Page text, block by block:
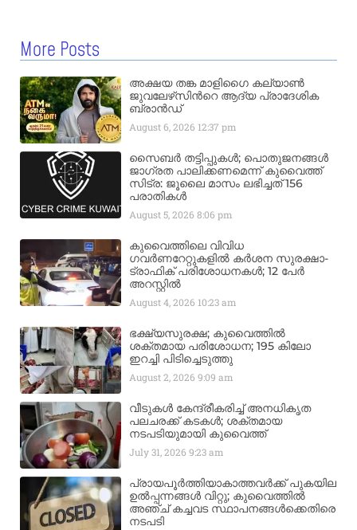
More Posts
അക്ഷയ തങ്ക മാളിഗൈ കല്യാണ്‍
ജുവലേഴ്‌സിന്‍റെ ആദ്യ പ്രാദേശിക
ബ്രാന്‍ഡ്
August 6, 2026 12:37 pm
സൈബർ തട്ടിപ്പുകൾ; പൊതുജനങ്ങൾ
ജാഗ്രത പാലിക്കണമെന്ന് കുവൈത്ത്
സിട്ര: ജൂലൈ മാസം ലഭിച്ചത് 156
പരാതികൾ
August 5, 20268:06 pm
കുവൈത്തിലെ വിവിധ
ഗവർണറേറ്റുകളിൽ കർശന സുരക്ഷാ-
ട്രാഫിക് പരിശോധനകൾ; 12 പേർ
അറസ്റ്റിൽ
August 4, 2026 10:23 am
ഭക്ഷ്യസുരക്ഷ; കുവൈത്തിൽ
ശക്തമായ പരിശോധന; 195 കിലോ
ഇറച്ചി പിടിച്ചെടുത്തു
August 2, 20269:09 am
വീടുകൾ കേന്ദ്രീകരിച്ച് അനധികൃത
പലചരക്ക് കടകൾ; ശക്തമായ
നടപടിയുമായി കുവൈത്ത്
July 31, 20269:23 am
പ്രായപൂർത്തിയാകാത്തവർക്ക് പുകയില
ഉൽപ്പന്നങ്ങൾ വിറ്റു; കുവൈത്തിൽ
അഞ്ച് കച്ചവട സ്ഥാപനങ്ങൾക്കെതിരെ
നടപടി